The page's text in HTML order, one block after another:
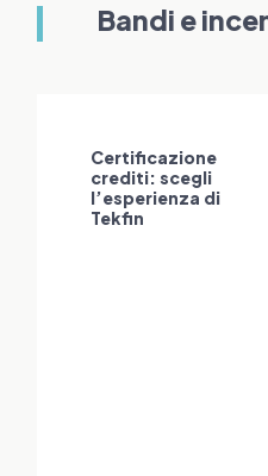
Bandi e
Certificazione
crediti: scegli
l’esperienza di
Tekfin